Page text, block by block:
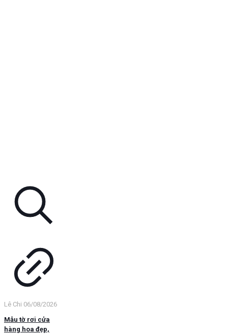
Lê Chi 06/08/2026
Mẫu tờ rơi cửa
hàng hoa đẹp,